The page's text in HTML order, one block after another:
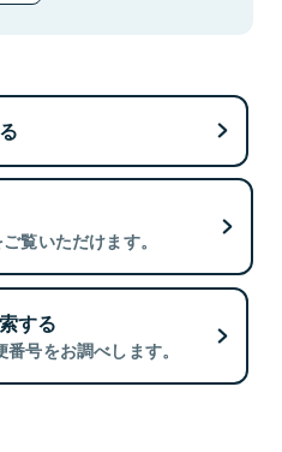
覧いただけます。
する
号をお調べします。